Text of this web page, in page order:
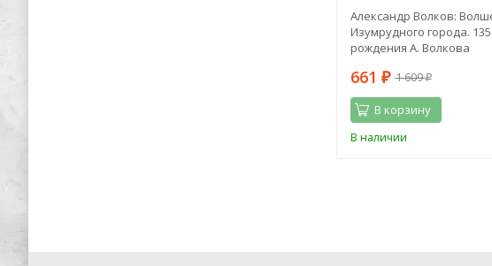
Александр Волков:
Изумрудного города.
рождения А. Волкова
661 ₽ 1 609₽
В корзину
В наличии